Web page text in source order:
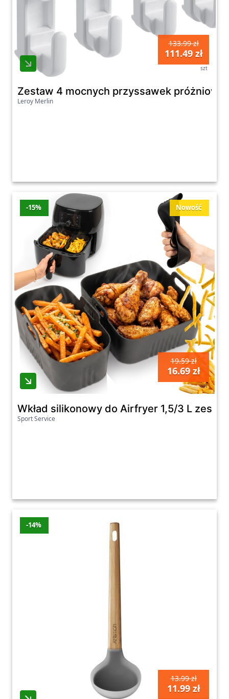
133.99 zł
111.49 zł
szt
Zestaw 4 mocnych przyssawek
Leroy Merlin
Nowość
-15%
19.59 zł
16.69 zł
szt
Wkład silikonowy do Airfryer 1,5/3 L
Sport Service
-14%
13.99 zł
11.99 zł